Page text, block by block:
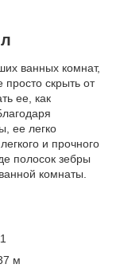
ванных комнат,
скрыть от
ее, как
ее легко
и прочного
полосок зебры
комнаты.
м